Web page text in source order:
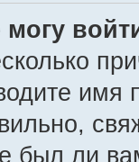
имя
был ли